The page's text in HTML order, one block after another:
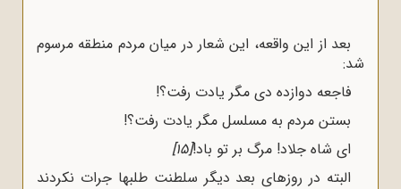
بعد از این واقعه، این شعار در میان مردم منطقه مرسوم
شد:
فاجعه دوازده دی مگر یادت رفت؟!
بستن مردم به مسلسل مگر یادت رفت؟!
ای شاه جلاد! مرگ بر تو باد![15]
البته در روزهای بعد دیگر سلطنت طلبها جرات نکردند